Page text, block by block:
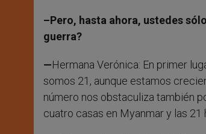
–Pero, hasta ahora, ustedes
guerra?
—Hermana Verónica: En primer
somos 21, aunque estamos
número nos obstaculiza también
cuatro casas en Myanmar y las